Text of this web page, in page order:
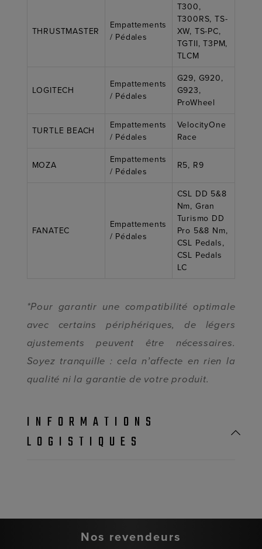
THRUSTMASTER
Empattements
/ Pédales
T300,
T300RS, TS-
XW, TS-PC,
TGTII, T3PM,
TLCM
LOGITECH
Empattements
/ Pédales
G29, G920,
G923,
ProWheel
TURTLE BEACH
Empattements
/ Pédales
VelocityOne
Race
MOZA
Empattements
/ Pédales
R5, R9
FANATEC
Empattements
/ Pédales
CSL DD 5&8
Nm, Gran
Turismo DD
Pro 5&8 Nm,
CSL Pedals,
CSL Pedals
LC
*Pour garantir une compatibilité optimale
avec certains périphériques, de légers
ajustements peuvent être nécessaires.
Soyez tranquille : cela n’affecte en rien la
qualité ni la garantie de votre produit.
INFORMATIONS
LOGISTIQUES
Nos revendeurs